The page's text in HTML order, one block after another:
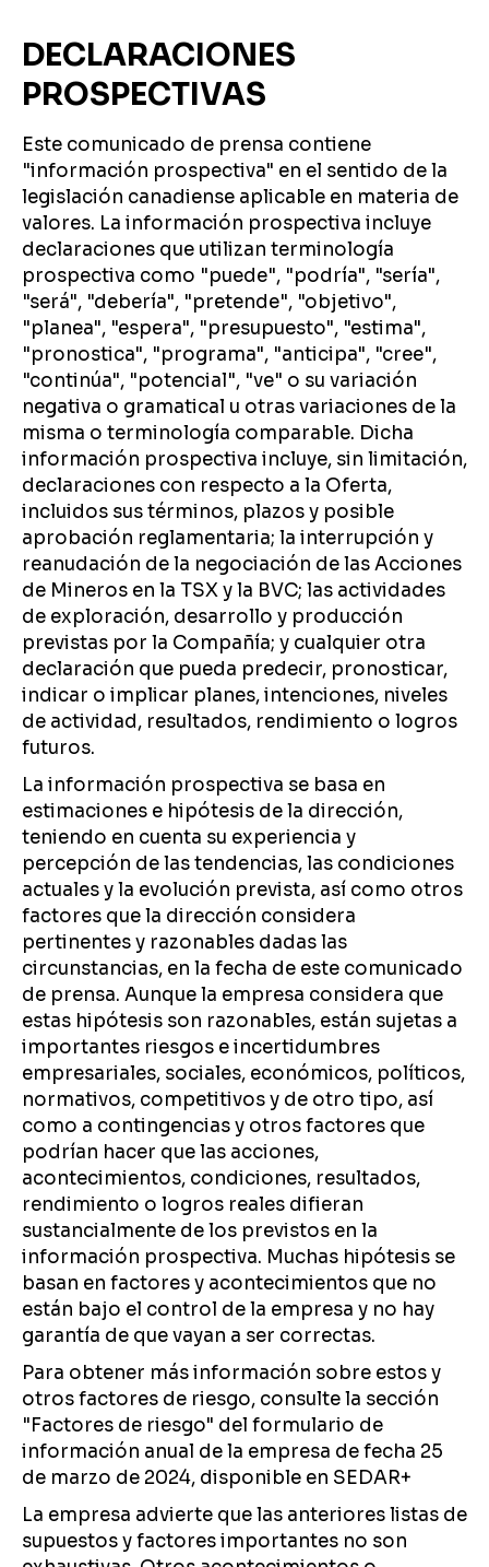
DECLARACIONES
PROSPECTIVAS
Este comunicado de prensa contiene
"información prospectiva" en el sentido de la
legislación canadiense aplicable en materia de
valores. La información prospectiva incluye
declaraciones que utilizan terminología
prospectiva como "puede", "podría", "sería",
"será", "debería", "pretende", "objetivo",
"planea", "espera", "presupuesto", "estima",
"pronostica", "programa", "anticipa", "cree",
"continúa", "potencial", "ve" o su variación
negativa o gramatical u otras variaciones de la
misma o terminología comparable. Dicha
información prospectiva incluye, sin limitación,
declaraciones con respecto a la Oferta,
incluidos sus términos, plazos y posible
aprobación reglamentaria; la interrupción y
reanudación de la negociación de las Acciones
de Mineros en la TSX y la BVC; las actividades
de exploración, desarrollo y producción
previstas por la Compañía; y cualquier otra
declaración que pueda predecir, pronosticar,
indicar o implicar planes, intenciones, niveles
de actividad, resultados, rendimiento o logros
futuros.
La información prospectiva se basa en
estimaciones e hipótesis de la dirección,
teniendo en cuenta su experiencia y
percepción de las tendencias, las condiciones
actuales y la evolución prevista, así como otros
factores que la dirección considera
pertinentes y razonables dadas las
circunstancias, en la fecha de este comunicado
de prensa. Aunque la empresa considera que
estas hipótesis son razonables, están sujetas a
importantes riesgos e incertidumbres
empresariales, sociales, económicos, políticos,
normativos, competitivos y de otro tipo, así
como a contingencias y otros factores que
podrían hacer que las acciones,
acontecimientos, condiciones, resultados,
rendimiento o logros reales difieran
sustancialmente de los previstos en la
información prospectiva. Muchas hipótesis se
basan en factores y acontecimientos que no
están bajo el control de la empresa y no hay
garantía de que vayan a ser correctas.
Para obtener más información sobre estos y
otros factores de riesgo, consulte la sección
"Factores de riesgo" del formulario de
información anual de la empresa de fecha 25
de marzo de 2024, disponible en SEDAR+
La empresa advierte que las anteriores listas de
supuestos y factores importantes no son